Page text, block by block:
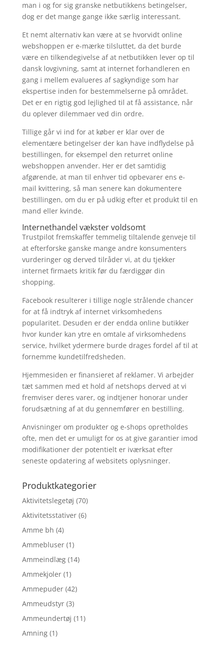
man i og for sig granske netbutikkens betingelser,
dog er det mange gange ikke særlig interessant.
Et nemt alternativ kan være at se hvorvidt online
webshoppen er e-mærke tilsluttet, da det burde
være en tilkendegivelse af at netbutikken lever op til
dansk lovgivning, samt at internet forhandleren en
gang i mellem evalueres af sagkyndige som har
ekspertise inden for bestemmelserne på området.
Det er en rigtig god lejlighed til at få assistance, når
du oplever dilemmaer ved din ordre.
Tillige går vi ind for at køber er klar over de
elementære betingelser der kan have indflydelse på
bestillingen, for eksempel den returret online
webshoppen anvender. Her er det samtidig
afgørende, at man til enhver tid opbevarer ens e-
mail kvittering, så man senere kan dokumentere
bestillingen, om du er på udkig efter et produkt til en
mand eller kvinde.
Internethandel vækster voldsomt
Trustpilot fremskaffer temmelig tiltalende genveje til
at efterforske ganske mange andre konsumenters
vurderinger og derved tilråder vi, at du tjekker
internet firmaets kritik før du færdiggør din
shopping.
Facebook resulterer i tillige nogle strålende chancer
for at få indtryk af internet virksomhedens
popularitet. Desuden er der endda online butikker
hvor kunder kan ytre en omtale af virksomhedens
service, hvilket ydermere burde drages fordel af til at
fornemme kundetilfredsheden.
Hjemmesiden er finansieret af reklamer. Vi arbejder
tæt sammen med et hold af netshops derved at vi
fremviser deres varer, og indtjener honorar under
forudsætning af at du gennemfører en bestilling.
Anvisninger om produkter og e-shops opretholdes
ofte, men det er umuligt for os at give garantier imod
modifikationer der potentielt er iværksat efter
seneste opdatering af websitets oplysninger.
Produktkategorier
Aktivitetslegetøj (70)
Aktivitetsstativer (6)
Amme bh (4)
Ammebluser (1)
Ammeindlæg (14)
Ammekjoler (1)
Ammepuder (42)
Ammeudstyr (3)
Ammeundertøj (11)
Amning (1)